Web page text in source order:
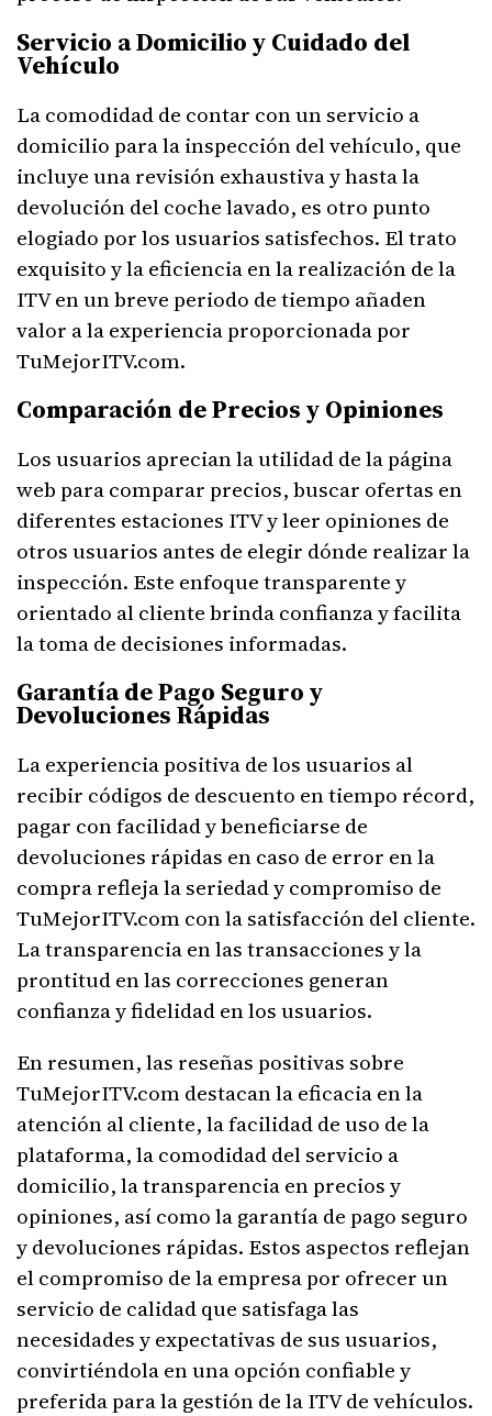
Servicio a Domicilio y Cuidado del
Vehículo
La comodidad de contar con un servicio a
domicilio para la inspección del vehículo, que
incluye una revisión exhaustiva y hasta la
devolución del coche lavado, es otro punto
elogiado por los usuarios satisfechos. El trato
exquisito y la eficiencia en la realización de la
ITV en un breve periodo de tiempo añaden
valor a la experiencia proporcionada por
TuMejorITV.com.
Comparación de Precios y Opiniones
Los usuarios aprecian la utilidad de la página
web para comparar precios, buscar ofertas en
diferentes estaciones ITV y leer opiniones de
otros usuarios antes de elegir dónde realizar la
inspección. Este enfoque transparente y
orientado al cliente brinda confianza y facilita
la toma de decisiones informadas.
Garantía de Pago Seguro y
Devoluciones Rápidas
La experiencia positiva de los usuarios al
recibir códigos de descuento en tiempo récord,
pagar con facilidad y beneficiarse de
devoluciones rápidas en caso de error en la
compra refleja la seriedad y compromiso de
TuMejorITV.com con la satisfacción del cliente.
La transparencia en las transacciones y la
prontitud en las correcciones generan
confianza y fidelidad en los usuarios.
En resumen, las reseñas positivas sobre
TuMejorITV.com destacan la eficacia en la
atención al cliente, la facilidad de uso de la
plataforma, la comodidad del servicio a
domicilio, la transparencia en precios y
opiniones, así como la garantía de pago seguro
y devoluciones rápidas. Estos aspectos reflejan
el compromiso de la empresa por ofrecer un
servicio de calidad que satisfaga las
necesidades y expectativas de sus usuarios,
convirtiéndola en una opción confiable y
preferida para la gestión de la ITV de vehículos.